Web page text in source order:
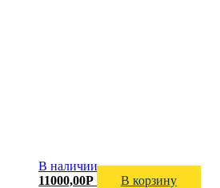
В наличии
11000,00Р В корзину